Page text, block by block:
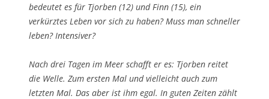
bedeutet es für Tjorben (12) und Finn (15), ein
verkürztes Leben vor sich zu haben? Muss man schneller
leben? Intensiver?
Nach drei Tagen im Meer schafft er es: Tjorben reitet
die Welle. Zum ersten Mal und vielleicht auch zum
letzten Mal. Das aber ist ihm egal. In guten Zeiten zählt